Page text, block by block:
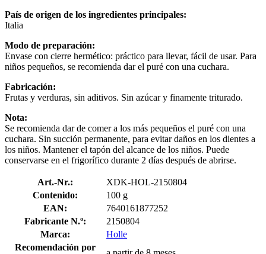
País de origen de los ingredientes principales:
Italia
Modo de preparación:
Envase con cierre hermético: práctico para llevar, fácil de usar. Para
niños pequeños, se recomienda dar el puré con una cuchara.
Fabricación:
Frutas y verduras, sin aditivos. Sin azúcar y finamente triturado.
Nota:
Se recomienda dar de comer a los más pequeños el puré con una
cuchara. Sin succión permanente, para evitar daños en los dientes a
los niños. Mantener el tapón del alcance de los niños. Puede
conservarse en el frigorífico durante 2 días después de abrirse.
Art.-Nr.:
XDK-HOL-2150804
Contenido:
100 g
EAN:
7640161877252
Fabricante N.º:
2150804
Marca:
Holle
Recomendación por